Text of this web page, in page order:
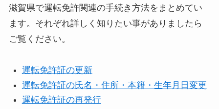
滋賀県で運転免許関連の手続き方法をまとめてい
ます。それぞれ詳しく知りたい事がありましたら
ご覧ください。
運転免許証の更新
運転免許証の氏名・住所・本籍・生年月日変更
運転免許証の再発行